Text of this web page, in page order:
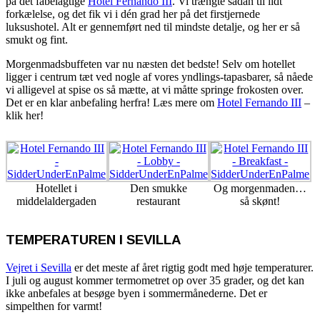
forkælelse, og det fik vi i dén grad her på det firstjernede
luksushotel. Alt er gennemført ned til mindste detalje, og her er så
smukt og fint.
Morgenmadsbuffeten var nu næsten det bedste! Selv om hotellet
ligger i centrum tæt ved nogle af vores yndlings-tapasbarer, så nåede
vi alligevel at spise os så mætte, at vi måtte springe frokosten over.
Det er en klar anbefaling herfra! Læs mere om Hotel Fernando III –
klik her!
Hotellet i
middelaldergaden
Den smukke
restaurant
Og morgenmaden…
så skønt!
TEMPERATUREN I SEVILLA
Vejret i Sevilla er det meste af året rigtig godt med høje temperaturer.
I juli og august kommer termometret op over 35 grader, og det kan
ikke anbefales at besøge byen i sommermånederne. Det er
simpelthen for varmt!